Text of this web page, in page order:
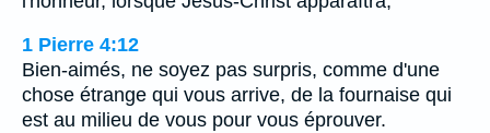
1 Pierre 4:12
Bien-aimés, ne soyez pas surpris, comme d'une
chose étrange qui vous arrive, de la fournaise qui
est au milieu de vous pour vous éprouver.